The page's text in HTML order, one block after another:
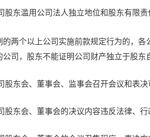
股东滥用公司法人独立地位和股东有限
的两个以上公司实施前款规定行为的，
公司，股东不能证明公司财产独立于股
股东会、董事会、监事会召开会议和表
股东会、董事会的决议内容违反法律、